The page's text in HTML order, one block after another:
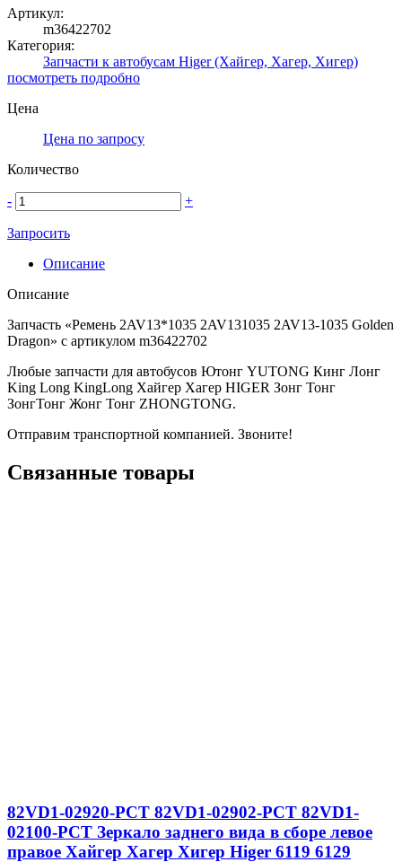
Артикул:
m36422702
Категория:
Запчасти к автобусам Higer (Хайгер, Хагер, Хигер)
посмотреть подробно
Цена
Цена по запросу
Количество
- +
Запросить
Описание
Описание
Запчасть «Ремень 2AV13*1035 2AV131035 2AV13-1035 Golden
Dragon» с артикулом m36422702
Любые запчасти для автобусов Ютонг YUTONG Кинг Лонг
King Long KingLong Хайгер Хагер HIGER Зонг Тонг
ЗонгТонг Жонг Тонг ZHONGTONG.
Отправим транспортной компанией. Звоните!
Связанные товары
82VD1-02920-PCT 82VD1-02902-PCT 82VD1-
02100-PCT Зеркало заднего вида в сборе левое
правое Хайгер Хагер Хигер Higer 6119 6129